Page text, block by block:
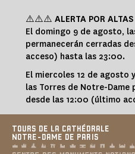
⚠️⚠️⚠️ ALERTA POR
El domingo 9 de agosto,
permanecerán cerradas
acceso) hasta las 23:00.
El miercoles 12 de agosto
las Torres de Notre-Dame
desde las 12:00 (último
TOURS DE LA CATHÉDRALE
NOTRE-DAME DE PARIS